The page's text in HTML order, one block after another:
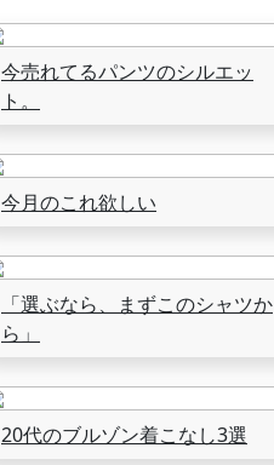
今売れてるパンツのシルエッ
ト。
今月のこれ欲しい
「選ぶなら、まずこのシャツか
ら」
20代のブルゾン着こなし3選